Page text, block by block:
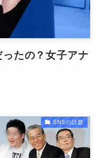
たの？女子アナ
SNSの話題